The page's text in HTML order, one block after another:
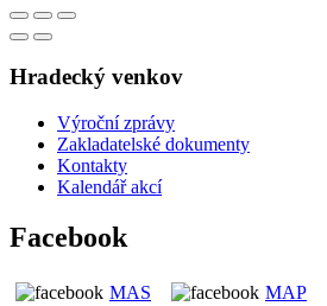
Hradecký venkov
Výroční zprávy
Zakladatelské dokumenty
Kontakty
Kalendář akcí
Facebook
MAS MAP